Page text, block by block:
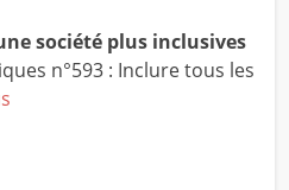
société plus inclusives
n°593 : Inclure tous les